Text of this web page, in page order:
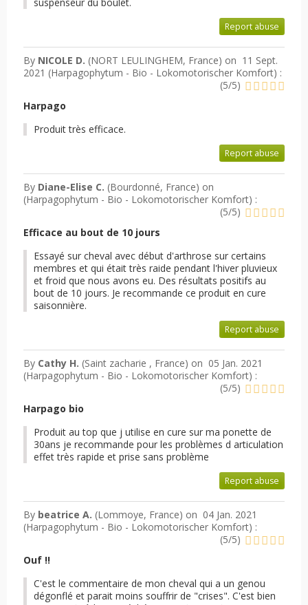
Report abuse
By NICOLE D. (NORT LEULINGHEM, France) on 11 Sept.
2021 (Harpagophytum - Bio - Lokomotorischer Komfort) :
(5/5)
Harpago
Produit très efficace.
Report abuse
By Diane-Elise C. (Bourdonné, France) on
(Harpagophytum - Bio - Lokomotorischer Komfort) :
(5/5)
Efficace au bout de 10 jours
Essayé sur cheval avec début d'arthrose sur certains
membres et qui était très raide pendant l'hiver pluvieux
et froid que nous avons eu. Des résultats positifs au
bout de 10 jours. Je recommande ce produit en cure
saisonnière.
Report abuse
By Cathy H. (Saint zacharie , France) on 05 Jan. 2021
(Harpagophytum - Bio - Lokomotorischer Komfort) :
(5/5)
Harpago bio
Produit au top que j utilise en cure sur ma ponette de
30ans je recommande pour les problèmes d articulation
effet très rapide et prise sans problème
Report abuse
By beatrice A. (Lommoye, France) on 04 Jan. 2021
(Harpagophytum - Bio - Lokomotorischer Komfort) :
(5/5)
Ouf !!
C'est le commentaire de mon cheval qui a un genou
dégonflé et parait moins souffrir de "crises". C'est bien